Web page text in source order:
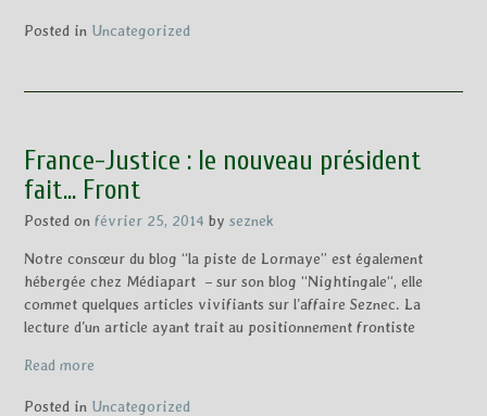
Posted in Uncategorized
France-Justice : le nouveau président
fait… Front
Posted on février 25, 2014 by seznek
Notre consœur du blog “la piste de Lormaye” est également
hébergée chez Médiapart – sur son blog “Nightingale“, elle
commet quelques articles vivifiants sur l’affaire Seznec. La
lecture d’un article ayant trait au positionnement frontiste
Read more
Posted in Uncategorized